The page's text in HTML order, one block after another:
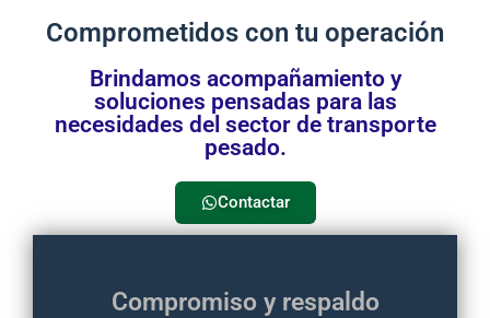
Comprometidos con tu operación
Brindamos acompañamiento y
soluciones pensadas para las
necesidades del sector de transporte
pesado.
Contactar
Compromiso y respaldo